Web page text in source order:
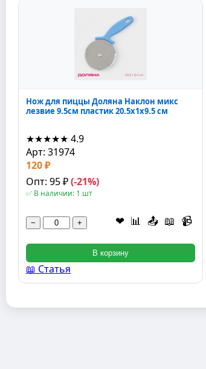
Нож для пиццы Доляна Наклон микс
лезвие 9.5см пластик 20.5x1x9.5 см
★★★★★ 4.9
Арт: 31974
120 ₽
Опт: 95 ₽(-21%)
✅ В наличии: 1 шт
− + ❤ 📊 📤 📖 📹
В корзину
📖 Статья